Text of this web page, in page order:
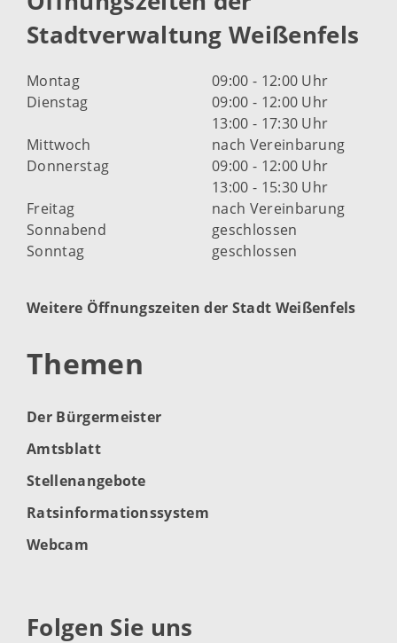
Stadtverwaltung Weißenfels
Montag
09:00 - 12:00 Uhr
Dienstag
09:00 - 12:00 Uhr
13:00 - 17:30 Uhr
Mittwoch
nach Vereinbarung
Donnerstag
09:00 - 12:00 Uhr
13:00 - 15:30 Uhr
Freitag
nach Vereinbarung
Sonnabend
geschlossen
Sonntag
geschlossen
Weitere Öffnungszeiten der Stadt Weißenfels
Themen
Der Bürgermeister
Amtsblatt
Stellenangebote
Ratsinformationssystem
Webcam
Folgen Sie uns